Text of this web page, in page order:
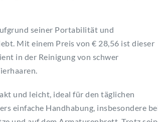
seiner Portabilität und
Mit einem Preis von € 28,56 ist dieser
in der Reinigung von schwer
und leicht, ideal für den täglichen
einfache Handhabung, insbesondere